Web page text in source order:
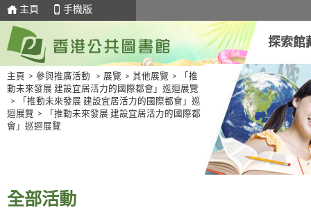
主頁 手機版
探索館
主頁 > 參與推廣活動 > 展覽 > 其他展覽 >
「推
動未來發展 建設宜居活力的國際都會」巡迴展覽
>
「推動未來發展 建設宜居活力的國際都會」巡
迴展覽 >
「推動未來發展 建設宜居活力的國際都
會」巡迴展覽
全部活動